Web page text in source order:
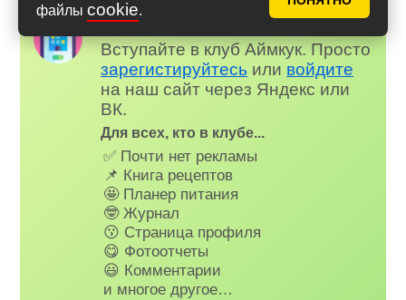
файлы cookie.
Надоела реклама?
Вступайте в клуб Аймкук. Просто
зарегистируйтесь или войдите
на наш сайт через Яндекс или
ВК.
Для всех, кто в клубе...
✅ Почти нет рекламы
📌 Книга рецептов
🤩 Планер питания
🤓 Журнал
😗 Страница профиля
😋 Фотоотчеты
😃 Комментарии
и многое другое…